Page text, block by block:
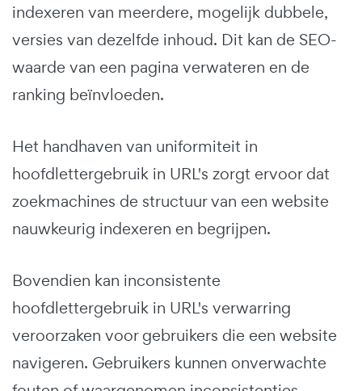
indexeren van meerdere, mogelijk dubbele,
versies van dezelfde inhoud. Dit kan de SEO-
waarde van een pagina verwateren en de
ranking beïnvloeden.
Het handhaven van uniformiteit in
hoofdlettergebruik in URL's zorgt ervoor dat
zoekmachines de structuur van een website
nauwkeurig indexeren en begrijpen.
Bovendien kan inconsistente
hoofdlettergebruik in URL's verwarring
veroorzaken voor gebruikers die een website
navigeren. Gebruikers kunnen onverwachte